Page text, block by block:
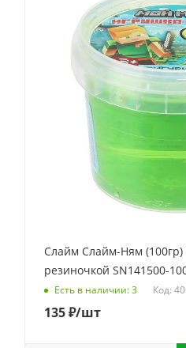
Слайм Слайм-Ням
резиночкой SN141500-
Есть в наличии: 3 Код:
135₽/шт